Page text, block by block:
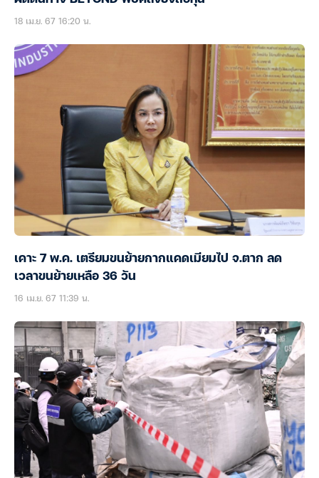
18 เม.ย. 67 16:20 น.
เคาะ 7 พ.ค. เตรียมขนย้ายกากแคดเมียมไป จ.ตาก ลด
เวลาขนย้ายเหลือ 36 วัน
16 เม.ย. 67 11:39 น.